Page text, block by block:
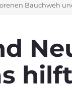
Bauchweh